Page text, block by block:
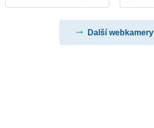
Další webkamery